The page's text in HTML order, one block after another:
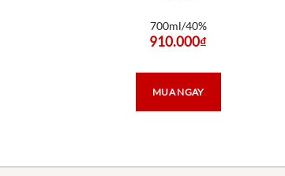
700ml/40%
910.000₫
MUA NGAY